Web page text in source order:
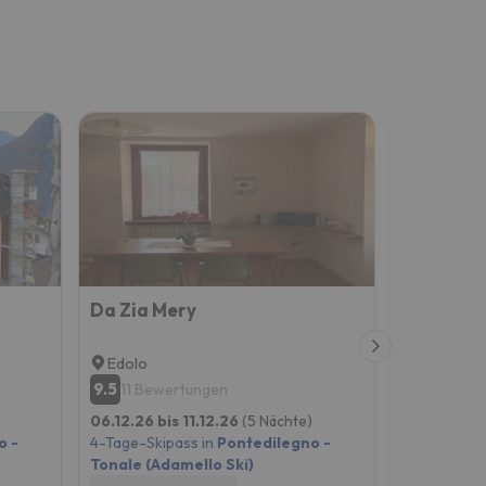
-
Da Zia Mery
Edolo
9.5 11 Bewertungen
06.12.26 bis 11.12.26 (5 Nächte)
4-Tage-Skipass in Pontedilegno -
Tonale (Adamello Ski)